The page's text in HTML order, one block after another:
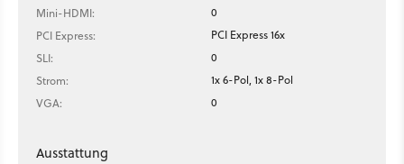
Mini-HDMI:
0
PCI Express:
PCI Express 16x
SLI:
0
Strom:
1x 6-Pol, 1x 8-Pol
VGA:
0
Ausstattung